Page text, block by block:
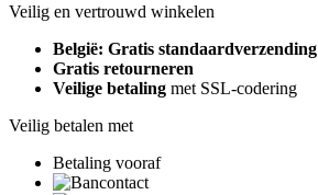
Veilig en vertrouwd winkelen
België: Gratis standaardverzending
Gratis retourneren
Veilige betaling met SSL-codering
Veilig betalen met
Betaling vooraf